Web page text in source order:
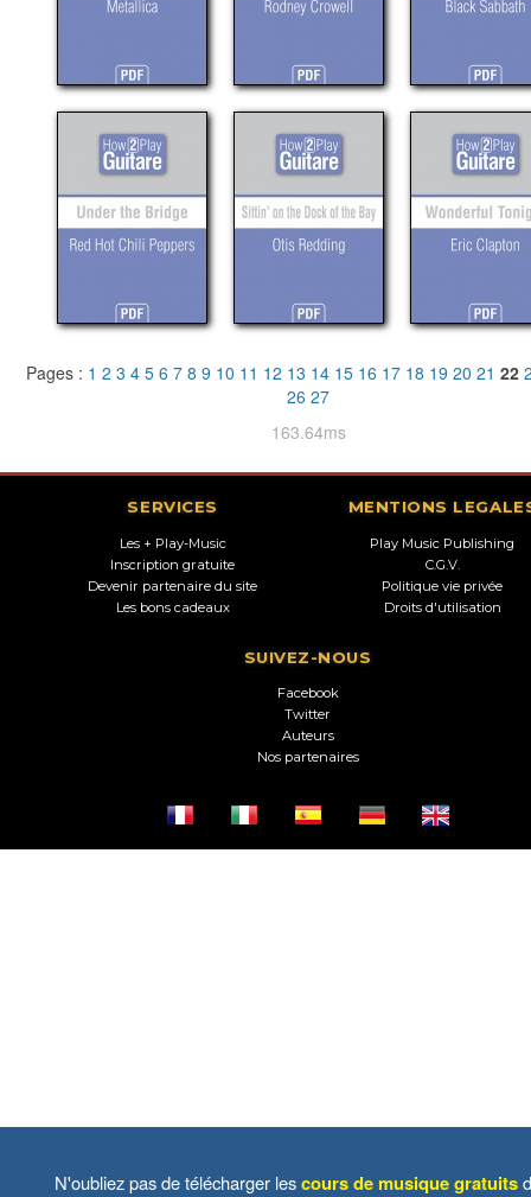
Pages : 1 2 3 4 5 6 7 8 9 10 11 12 13 14 15 16 17 18 19 20 21 22
26 27
163.64ms
SERVICES
Les + Play-Music
Inscription gratuite
Devenir partenaire du site
Les bons cadeaux
MENTIONS
Play Music Publishing
C.G.V.
Politique vie privée
Droits d'utilisation
SUIVEZ-NOUS
Facebook
Twitter
Auteurs
Nos partenaires
N'oubliez pas de télécharger lescours de musique gratuits